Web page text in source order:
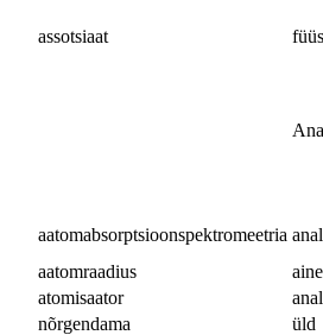
assotsiaat
aatomabsorptsioonspektromeetria
aatomraadius
atomisaator
nõrgendama üld